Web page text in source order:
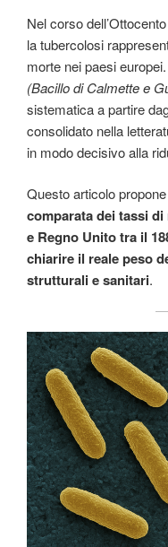
Nel corso
la tubercolosi
morte nei paesi
(Bacillo di Calmette e
sistematica a partire
consolidato nella
in modo decisivo alla
Questo articolo propone
comparata dei tassi
e Regno Unito tra il
chiarire il reale peso
strutturali e sanitari.